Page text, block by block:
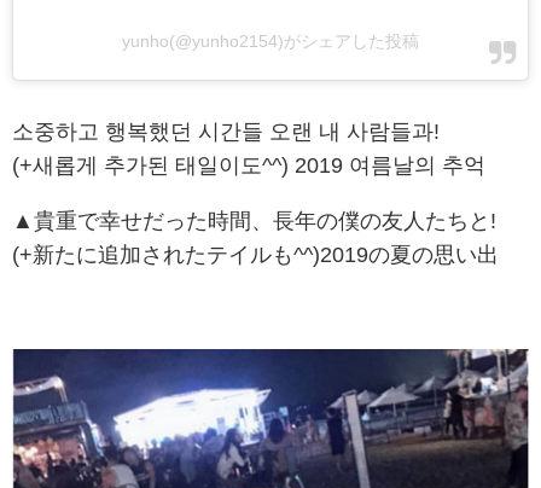
yunho(@yunho2154)がシェアした投稿
소중하고 행복했던 시간들 오랜 내 사람들과!
(+새롭게 추가된 태일이도^^) 2019 여름날의 추억
▲貴重で幸せだった時間、長年の僕の友人たちと!
(+新たに追加されたテイルも^^)2019の夏の思い出